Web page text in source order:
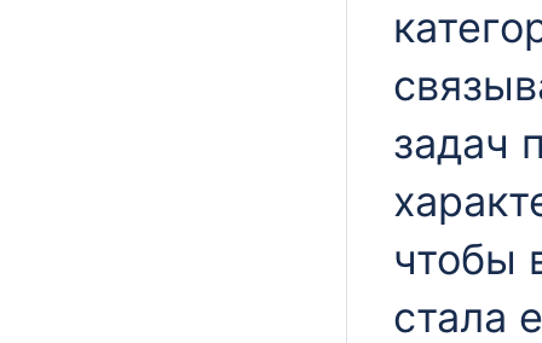
задач
чтобы
стала